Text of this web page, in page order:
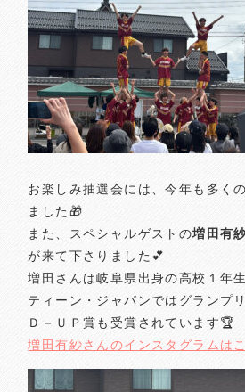
お楽しみ抽選会には、今年も多く
ました🎁
また、スペシャルゲストの増田有
が来て下さりました💕
増田さんは岐阜県出身の高校１年
ティーン・ジャパンではグランプ
Ｄ－ＵＰ賞も受賞されています🏆
増田有紗さんのインスタグラムは